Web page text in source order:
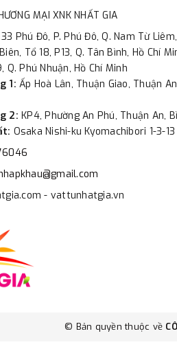
MẠI XNK NHẤT GIA
Phú Đô, P. Phú Đô, Q. Nam Từ
Tổ 18, P13, Q. Tân Bình, Hồ Chí
Q. Phú Nhuận, Hồ Chí Minh
1: Ấp Hoà Lân, Thuận Giao, Thuận
2: KP4, Phường An Phú, Thuận An,
Osaka Nishi-ku Kyomachibori 1-3-
- vattunhatgia.vn
© Bản quyền thuộc về